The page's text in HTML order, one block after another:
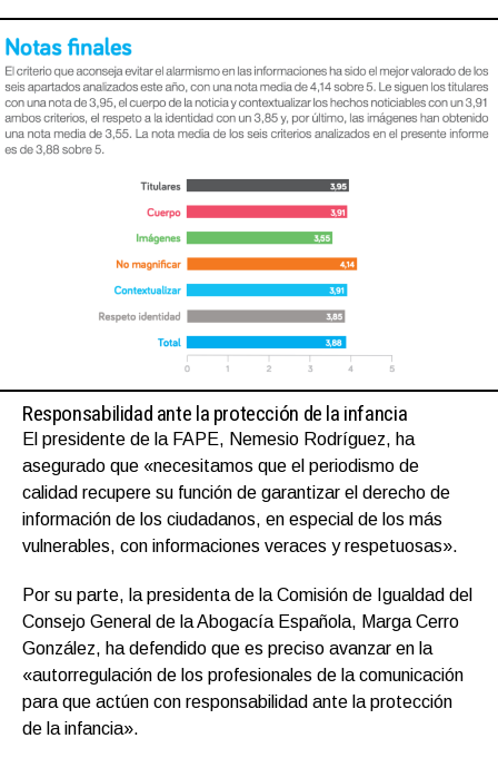
Responsabilidad ante la protección de la infancia
El presidente de la FAPE, Nemesio Rodríguez, ha
asegurado que «necesitamos que el periodismo de
calidad recupere su función de garantizar el derecho de
información de los ciudadanos, en especial de los más
vulnerables, con informaciones veraces y respetuosas».
Por su parte, la presidenta de la Comisión de Igualdad del
Consejo General de la Abogacía Española, Marga Cerro
González, ha defendido que es preciso avanzar en la
«autorregulación de los profesionales de la comunicación
para que actúen con responsabilidad ante la protección
de la infancia».